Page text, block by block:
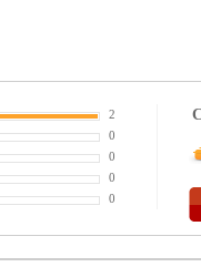
2
0
0
0
0